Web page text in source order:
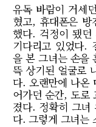
유독 바람이 거세
혔고, 휴대폰은
했다. 걱정이 됐
기다리고 있었다.
을 본 그녀는 손을
뜩 상기된 얼굴로
다. 오랜만에 나온
어가던 순간, 도로
졌다. 정확히 그녀
다. 그렇게 그녀는